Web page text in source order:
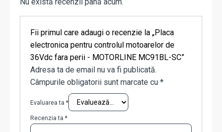
Fii primul care adaugi o recenzie la „Placa
electronica pentru controlul motoarelor de
36Vdc fara perii - MOTORLINE MC91BL-SC”
Adresa ta de email nu va fi publicată.
Câmpurile obligatorii sunt marcate cu *
Evaluarea ta *
Recenzia ta *